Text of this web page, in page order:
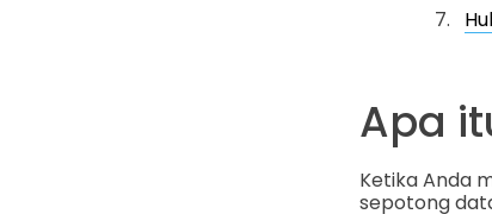
Apa
Ketika Anda
sepotong